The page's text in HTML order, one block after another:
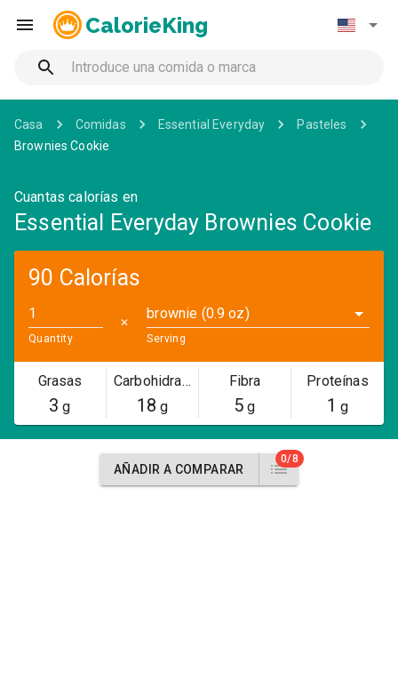
CalorieKing
Casa Comidas Essential Everyday
Pasteles
Brownies Cookie
Cuantas calorías en
Essential Everyday Brownies Cookie
90 Calorías
Quantity
✕
brownie (0.9 oz)
Serving
Grasas
3 g
Carbohidratos
18 g
Fibra
5 g
Proteínas
1 g
AÑADIR A COMPARAR
0/8